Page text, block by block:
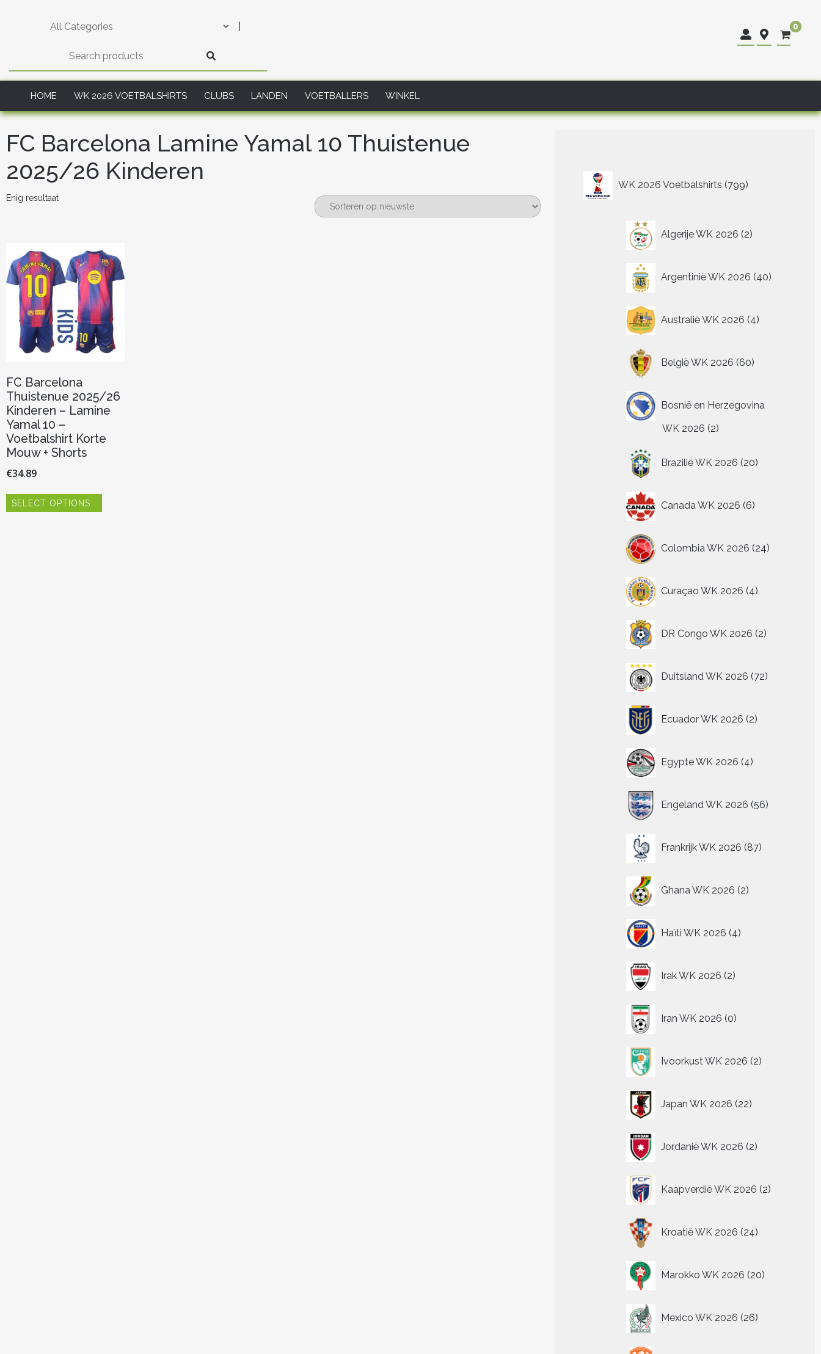
0
HOME WK 2026 VOETBALSHIRTS CLUBS LANDEN VOETBALLERS WINKEL
FC Barcelona Lamine Yamal 10 Thuistenue
2025/26 Kinderen
Enig resultaat
FC Barcelona
Thuistenue 2025/26
Kinderen – Lamine
Yamal 10 –
Voetbalshirt Korte
Mouw + Shorts
€34.89
SELECT OPTIONS
WK 2026 Voetbalshirts 799
producten
Algerije WK 2026 2
producten
Argentinië WK 2026 40
producten
Australië WK 2026 4
producten
België WK 2026 60
producten
Bosnië en Herzegovina
WK 2026 22
Brazilië WK 2026 20
producten
Canada WK 2026 6
producten
Colombia WK 2026 24
producten
Curaçao WK 2026 4
producten
DR Congo WK 2026 2
producten
Duitsland WK 2026 72
producten
Ecuador WK 2026 2
producten
Egypte WK 2026 4
producten
Engeland WK 2026 56
producten
Frankrijk WK 2026 87
producten
Ghana WK 2026 2
producten
Haïti WK 2026 4
producten
Irak WK 2026 2
producten
Iran WK 2026 0
producten
Ivoorkust WK 2026 2
producten
Japan WK 2026 22
producten
Jordanië WK 2026 2
producten
Kaapverdië WK 2026 2
producten
Kroatië WK 2026 24
producten
Marokko WK 2026 20
producten
Mexico WK 2026 26
producten